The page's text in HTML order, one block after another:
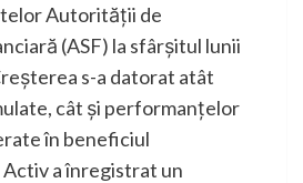
Autorității de
(ASF) la sfârșitul lunii
s-a datorat atât
cât și performanțelor
în beneficiul
a înregistrat un